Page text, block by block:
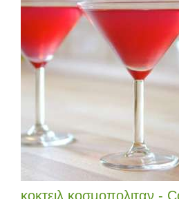
κοκτειλ κοσμοπολιταν -